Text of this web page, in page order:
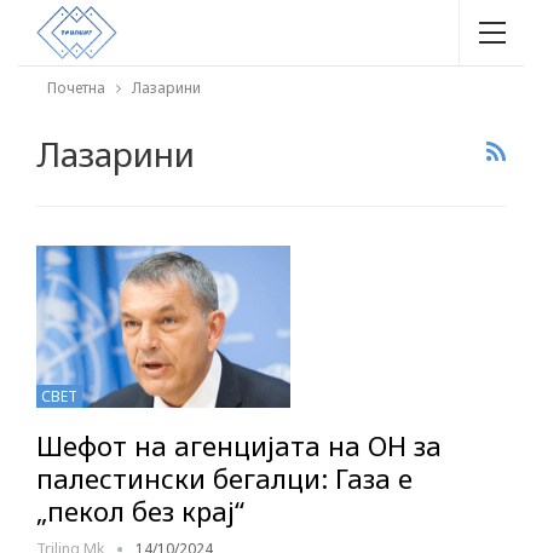
Почетна Лазарини
Лазарини
СВЕТ
Шефот на агенцијата на ОН за
палестински бегалци: Газа е
„пекол без крај“
Triling Mk 14/10/2024